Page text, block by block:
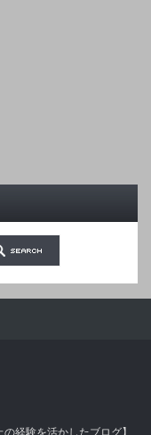
経験を活かしたブログ】